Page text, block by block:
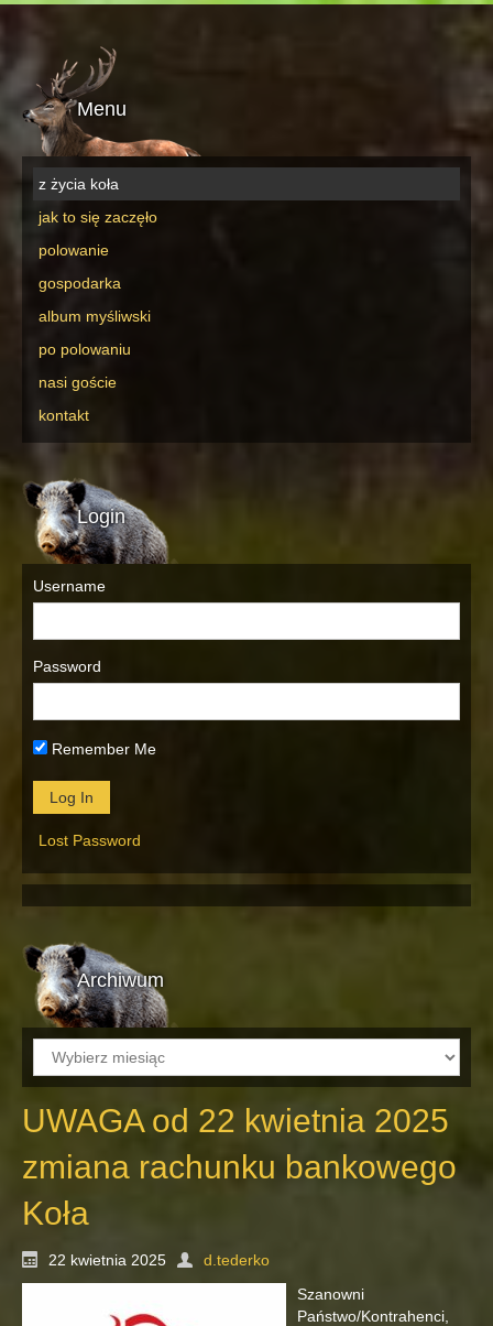
Menu
z życia koła
jak to się zaczęło
polowanie
gospodarka
album myśliwski
po polowaniu
nasi goście
kontakt
Login
Username
Password
Remember Me
Lost Password
Archiwum
Archiwum
UWAGA od 22 kwietnia 2025
zmiana rachunku bankowego
Koła
22 kwietnia 2025
d.tederko
Szanowni
Państwo/Kontrahenci,